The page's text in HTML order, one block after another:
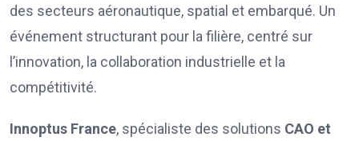
des secteurs aéronautique, spatial et embarqué. Un
événement structurant pour la filière, centré sur
l’innovation, la collaboration industrielle et la
compétitivité.
Innoptus France, spécialiste des solutions CAO et